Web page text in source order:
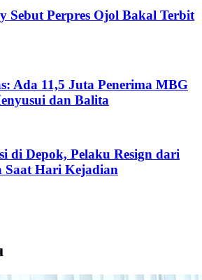
Sebut Perpres Ojol Bakal Terbit
Ada 11,5 Juta Penerima MBG
dan Balita
di Depok, Pelaku Resign dari
Saat Hari Kejadian